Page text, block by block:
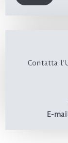
Contatta
E-